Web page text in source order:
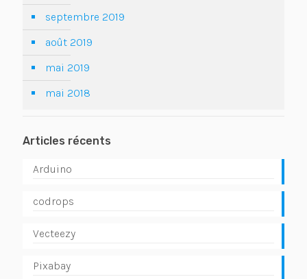
septembre 2019
août 2019
mai 2019
mai 2018
Articles récents
Arduino
codrops
Vecteezy
Pixabay